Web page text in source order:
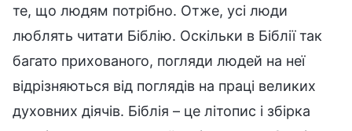
те, що людям потрібно. Отже, усі люди
люблять читати Біблію. Оскільки в Біблії так
багато прихованого, погляди людей на неї
відрізняються від поглядів на праці великих
духовних діячів. Біблія – це літопис і збірка